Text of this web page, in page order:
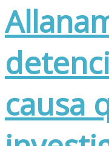
causa